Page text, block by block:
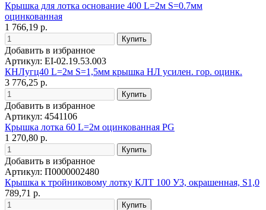
Крышка для лотка основание 400 L=2м S=0.7мм
оцинкованная
1 766,19 р.
Добавить в избранное
Артикул: EI-02.19.53.003
КНЛугц40 L=2м S=1,5мм крышка НЛ усилен. гор. оцинк.
3 776,25 р.
Добавить в избранное
Артикул: 4541106
Крышка лотка 60 L=2м оцинкованная PG
1 270,80 р.
Добавить в избранное
Артикул: П0000002480
Крышка к тройниковому лотку КЛТ 100 У3, окрашенная, S1,0
789,71 р.